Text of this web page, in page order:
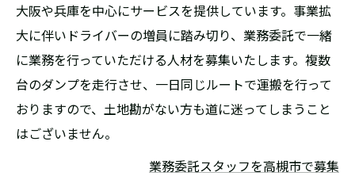
大阪や兵庫を中心にサービスを提供しています。事業拡
大に伴いドライバーの増員に踏み切り、業務委託で一緒
に業務を行っていただける人材を募集いたします。複数
台のダンプを走行させ、一日同じルートで運搬を行って
おりますので、土地勘がない方も道に迷ってしまうこと
はございません。
業務委託スタッフを高槻市で募集